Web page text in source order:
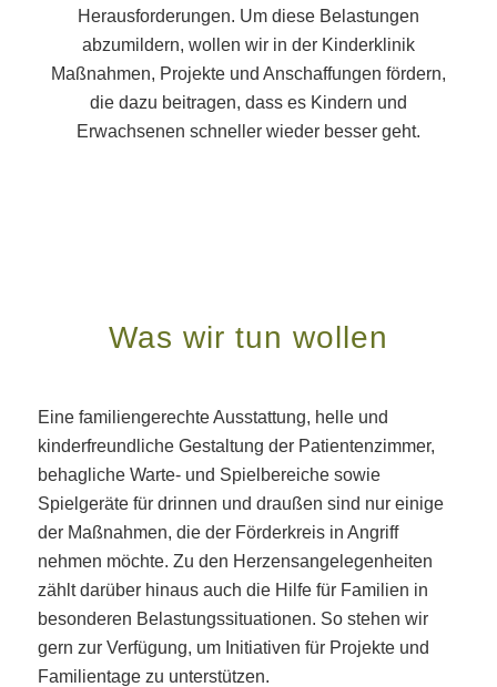
Herausforderungen. Um diese Belastungen
abzumildern, wollen wir in der Kinderklinik
Maßnahmen, Projekte und Anschaffungen fördern,
die dazu beitragen, dass es Kindern und
Erwachsenen schneller wieder besser geht.
Was wir tun wollen
Eine familiengerechte Ausstattung, helle und
kinderfreundliche Gestaltung der Patientenzimmer,
behagliche Warte- und Spielbereiche sowie
Spielgeräte für drinnen und draußen sind nur einige
der Maßnahmen, die der Förderkreis in Angriff
nehmen möchte. Zu den Herzensangelegenheiten
zählt darüber hinaus auch die Hilfe für Familien in
besonderen Belastungssituationen. So stehen wir
gern zur Verfügung, um Initiativen für Projekte und
Familientage zu unterstützen.